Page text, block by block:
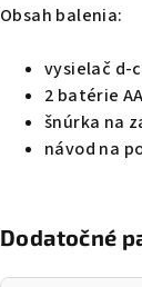
Obsah balenia:
vysielač d-
2 batérie
šnúrka na
návod na
Dodatočné